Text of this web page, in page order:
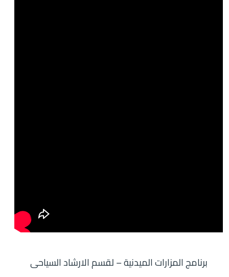
برنامج المزارات الميدنية – لقسم الارشاد السياحى